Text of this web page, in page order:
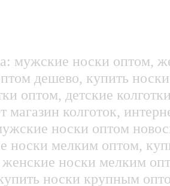
мужские носки оптом,
дешево, купить
оптом, детские
магазин колготок,
носки оптом
носки мелким оптом,
женские носки мелким
носки крупным